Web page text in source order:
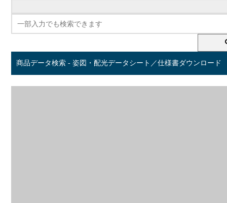
商品データ検索 - 姿図・配光データシート／仕様書ダウンロード